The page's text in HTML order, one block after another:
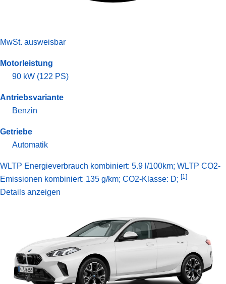
MwSt. ausweisbar
Motorleistung
90 kW (122 PS)
Antriebsvariante
Benzin
Getriebe
Automatik
WLTP Energieverbrauch kombiniert: 5.9 l/100km; WLTP CO2-
Emissionen kombiniert: 135 g/km; CO2-Klasse: D; [1]
Details anzeigen